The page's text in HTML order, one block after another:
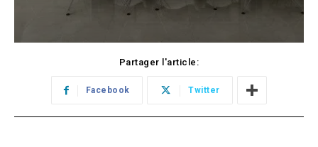
Partager l'article:
Facebook Twitter